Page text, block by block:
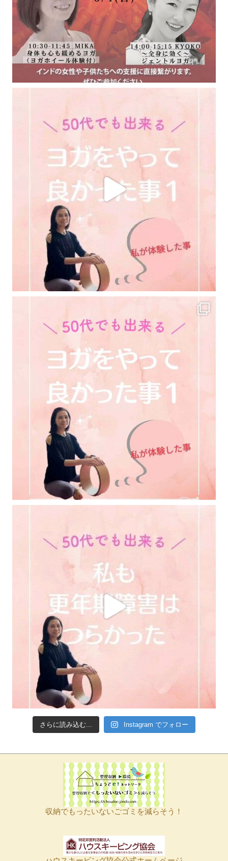
さらに読み込む... Instagram でフォロー
収納でもったいないごゴミを減らそう！